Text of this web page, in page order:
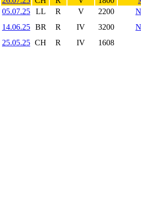
05.07.25
LL R V 2200
14.06.25 BR R IV 3200
25.05.25 CH R IV 1608